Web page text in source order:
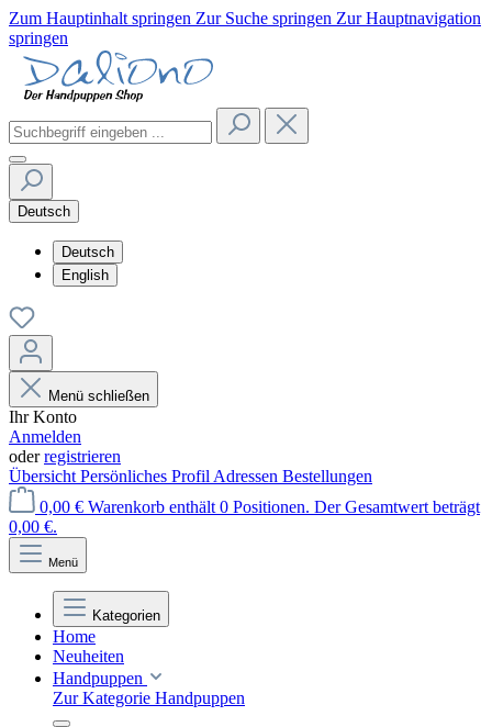
Zum Hauptinhalt springen Zur Suche springen Zur Hauptnavigation
springen
Deutsch
Deutsch
English
Menü schließen
Ihr Konto
Anmelden
oderregistrieren
Übersicht Persönliches Profil Adressen Bestellungen
0,00 € Warenkorb enthält 0 Positionen. Der Gesamtwert beträgt
0,00 €.
Menü
Kategorien
Home
Neuheiten
Handpuppen
Zur Kategorie Handpuppen